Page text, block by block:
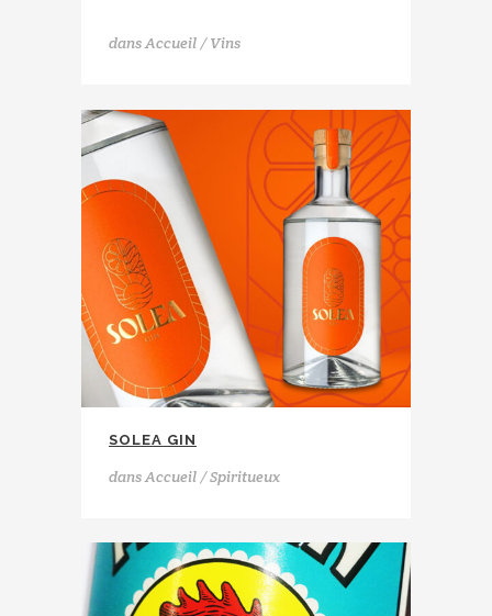
dansAccueil / Vins
SOLEA GIN
dansAccueil / Spiritueux